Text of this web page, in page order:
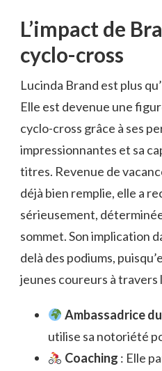
L’impact de
cyclo-cross
Lucinda Brand est plus
Elle est devenue une
cyclo-cross grâce à ses
impressionnantes et sa
titres. Revenue de
déjà bien remplie, elle a
sérieusement,
sommet. Son implication
delà des podiums,
jeunes coureurs à travers
Ambassadrice
utilise sa notoriété
Coaching : Elle